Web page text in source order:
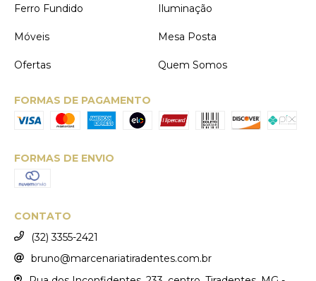
Ferro Fundido Iluminação
Móveis Mesa Posta
Ofertas Quem Somos
FORMAS DE PAGAMENTO
FORMAS DE ENVIO
CONTATO
(32) 3355-2421
bruno@marcenariatiradentes.com.br